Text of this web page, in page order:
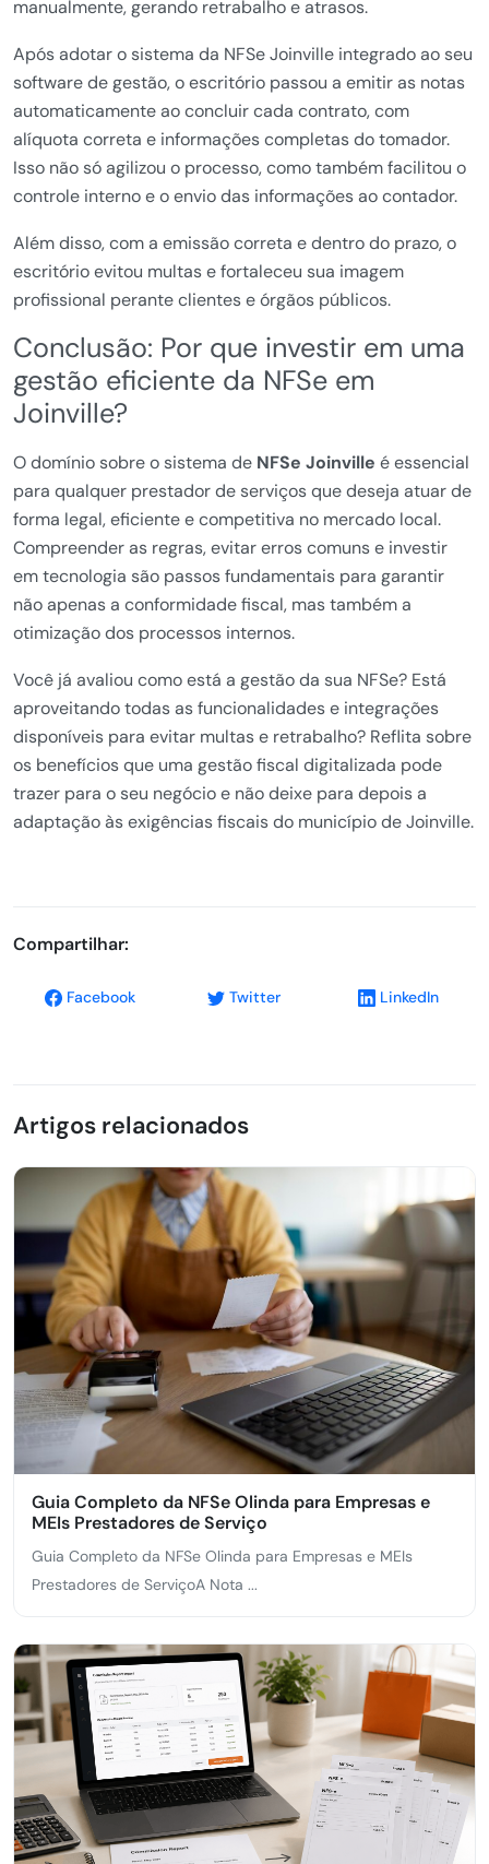
manualmente, gerando retrabalho e atrasos.
Após adotar o sistema da NFSe Joinville integrado ao seu
software de gestão, o escritório passou a emitir as notas
automaticamente ao concluir cada contrato, com
alíquota correta e informações completas do tomador.
Isso não só agilizou o processo, como também facilitou o
controle interno e o envio das informações ao contador.
Além disso, com a emissão correta e dentro do prazo, o
escritório evitou multas e fortaleceu sua imagem
profissional perante clientes e órgãos públicos.
Conclusão: Por que investir em uma
gestão eficiente da NFSe em
Joinville?
O domínio sobre o sistema de NFSe Joinville é essencial
para qualquer prestador de serviços que deseja atuar de
forma legal, eficiente e competitiva no mercado local.
Compreender as regras, evitar erros comuns e investir
em tecnologia são passos fundamentais para garantir
não apenas a conformidade fiscal, mas também a
otimização dos processos internos.
Você já avaliou como está a gestão da sua NFSe? Está
aproveitando todas as funcionalidades e integrações
disponíveis para evitar multas e retrabalho? Reflita sobre
os benefícios que uma gestão fiscal digitalizada pode
trazer para o seu negócio e não deixe para depois a
adaptação às exigências fiscais do município de Joinville.
Compartilhar:
Facebook Twitter LinkedIn
Artigos relacionados
Guia Completo da NFSe Olinda para Empresas e
MEIs Prestadores de Serviço
Guia Completo da NFSe Olinda para Empresas e MEIs
Prestadores de ServiçoA Nota ...